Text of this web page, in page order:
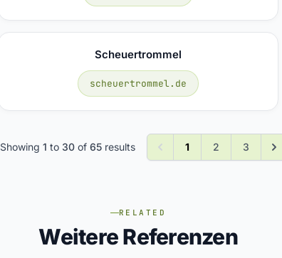
Scheuertrommel
scheuertrommel.de
Showing 1 to 30 of 65 results 1 2 3
RELATED
Weitere Referenzen